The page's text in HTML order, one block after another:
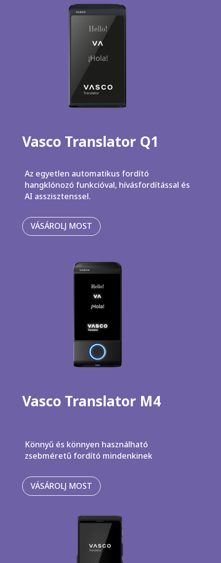
Vasco Translator Q1
Az egyetlen automatikus fordító
hangklónozó funkcióval, hívásfordítással és
AI asszisztenssel.
VÁSÁROLJ MOST
Vasco Translator M4
Könnyű és könnyen használható
zsebméretű fordító mindenkinek
VÁSÁROLJ MOST